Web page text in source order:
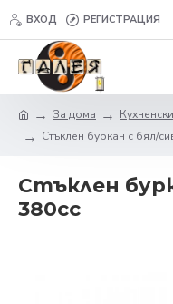
ВХОД РЕГИСТРАЦИЯ
За дома
Стъклен буркан с бял/
Стъклен
380cc